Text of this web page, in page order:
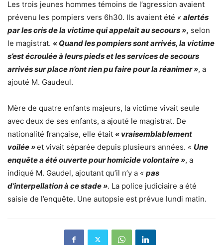
Les trois jeunes hommes témoins de l’agression avaient
prévenu les pompiers vers 6h30. Ils avaient été « alertés
par les cris de la victime qui appelait au secours », selon
le magistrat. « Quand les pompiers sont arrivés, la victime
s’est écroulée à leurs pieds et les services de secours
arrivés sur place n’ont rien pu faire pour la réanimer », a
ajouté M. Gaudeul.
Mère de quatre enfants majeurs, la victime vivait seule
avec deux de ses enfants, a ajouté le magistrat. De
nationalité française, elle était « vraisemblablement
voilée »et vivait séparée depuis plusieurs années. « Une
enquête a été ouverte pour homicide volontaire », a
indiqué M. Gaudel, ajoutant qu’il n’y a « pas
d’interpellation à ce stade ». La police judiciaire a été
saisie de l’enquête. Une autopsie est prévue lundi matin.